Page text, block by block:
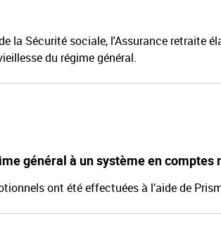
la Sécurité sociale, l'Assurance retraite
du régime général.
général à un système en comptes
ont été effectuées à l’aide de